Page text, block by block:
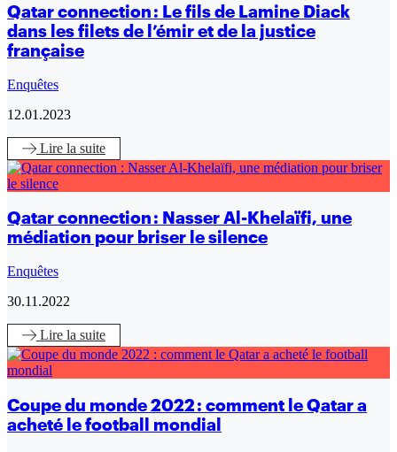
Qatar connection : Le fils de Lamine Diack
dans les filets de l’émir et de la justice
française
Enquêtes
12.01.2023
Lire la suite
Qatar connection : Nasser Al-Khelaïfi, une
médiation pour briser le silence
Enquêtes
30.11.2022
Lire la suite
Coupe du monde 2022 : comment le Qatar a
acheté le football mondial